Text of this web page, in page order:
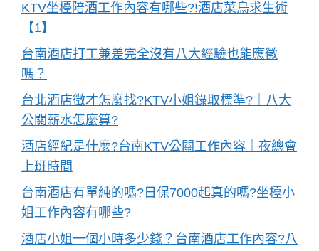
KTV坐檯陪酒工作內容有哪些?!酒店菜鳥求生術
【1】
台南酒店打工兼差完全沒有八大經驗也能應徵
嗎？
台北酒店徵才怎麼找?KTV小姐錄取標準?｜八大
公關薪水怎麼算?
酒店經紀是什麼?台南KTV公關工作內容｜夜總會
上班時間
台南酒店有單純的嗎?日保7000起真的嗎?坐檯小
姐工作內容有哪些?
酒店小姐一個小時多少錢？台南酒店工作內容?八